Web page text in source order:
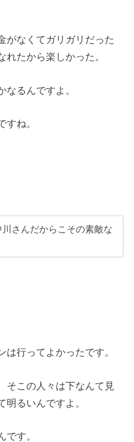
がなくてガリガリだった
たから楽しかった。
なるんですよ。
すね。
さんだからこその素敵な
行ってよかったです。
そこの人々は下なんて見
明るいんですよ。
です。